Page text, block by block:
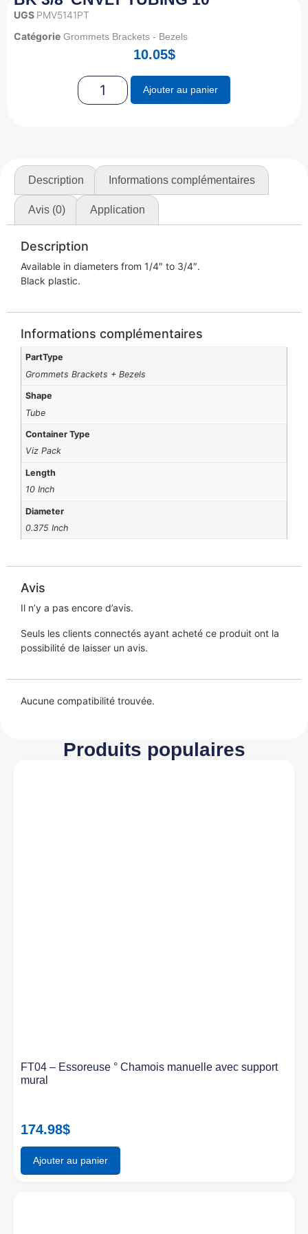
UGS PMV5141PT
Catégorie Grommets Brackets - Bezels
10.05$
Ajouter au panier
Description Informations complémentaires
Avis (0) Application
Description
Available in diameters from 1/4″ to 3/4″.
Black plastic.
Informations complémentaires
PartType
Grommets Brackets + Bezels
Shape
Tube
Container Type
Viz Pack
Length
10 Inch
Diameter
0.375 Inch
Avis
Il n’y a pas encore d’avis.
Seuls les clients connectés ayant acheté ce produit ont la
possibilité de laisser un avis.
Aucune compatibilité trouvée.
Produits populaires
FT04 – Essoreuse ° Chamois manuelle avec support
mural
174.98$
Ajouter au panier